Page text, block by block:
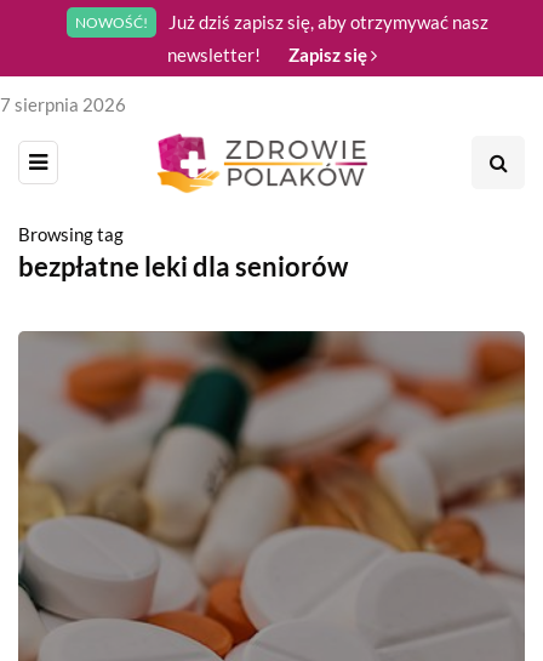
NOWOŚĆ!
Już dziś zapisz się, aby otrzymywać nasz
newsletter!
Zapisz się
7 sierpnia 2026
Browsing tag
bezpłatne leki dla seniorów